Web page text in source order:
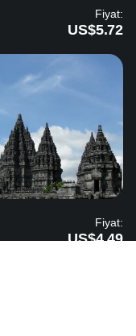
Fiyat:
US$5.72
Fiyat:
US$4.49